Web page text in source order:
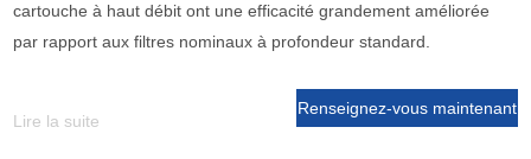
cartouche à haut débit ont une efficacité grandement améliorée
par rapport aux filtres nominaux à profondeur standard.
Lire la suite
Renseignez-vous maintenant